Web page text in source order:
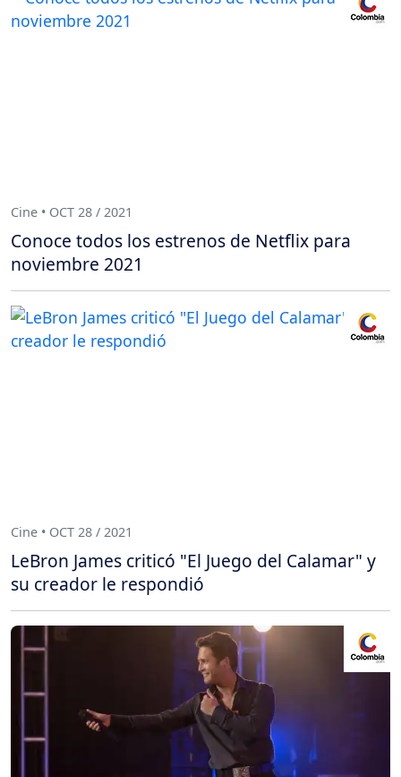
Cine • OCT 28 / 2021
Conoce todos los estrenos de Netflix para
noviembre 2021
Cine • OCT 28 / 2021
LeBron James criticó "El Juego del Calamar" y
su creador le respondió